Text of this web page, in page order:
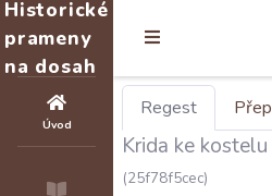
Historické
prameny
na dosah
Úvod
Regest
Krida ke
(25f78f5cec)